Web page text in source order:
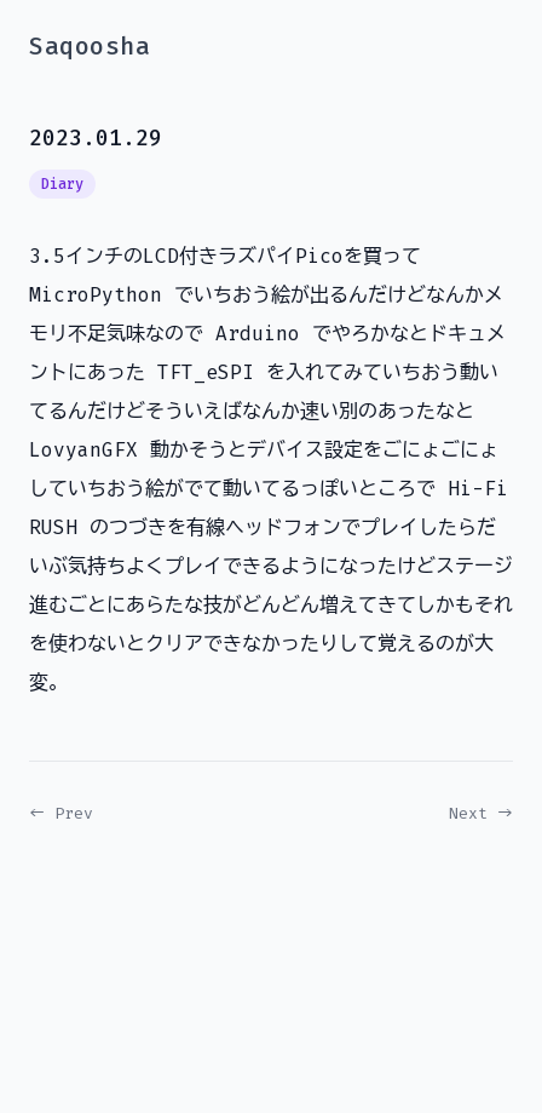
Saqoosha
2023.01.29
Diary
3.5インチのLCD付きラズパイPicoを買って
MicroPython でいちおう絵が出るんだけどなんかメ
モリ不足気味なので Arduino でやろかなとドキュメ
ントにあった TFT_eSPI を入れてみていちおう動い
てるんだけどそういえばなんか速い別のあったなと
LovyanGFX 動かそうとデバイス設定をごにょごにょ
していちおう絵がでて動いてるっぽいところで Hi-Fi
RUSH のつづきを有線ヘッドフォンでプレイしたらだ
いぶ気持ちよくプレイできるようになったけどステージ
進むごとにあらたな技がどんどん増えてきてしかもそれ
を使わないとクリアできなかったりして覚えるのが大
変。
← Prev Next →